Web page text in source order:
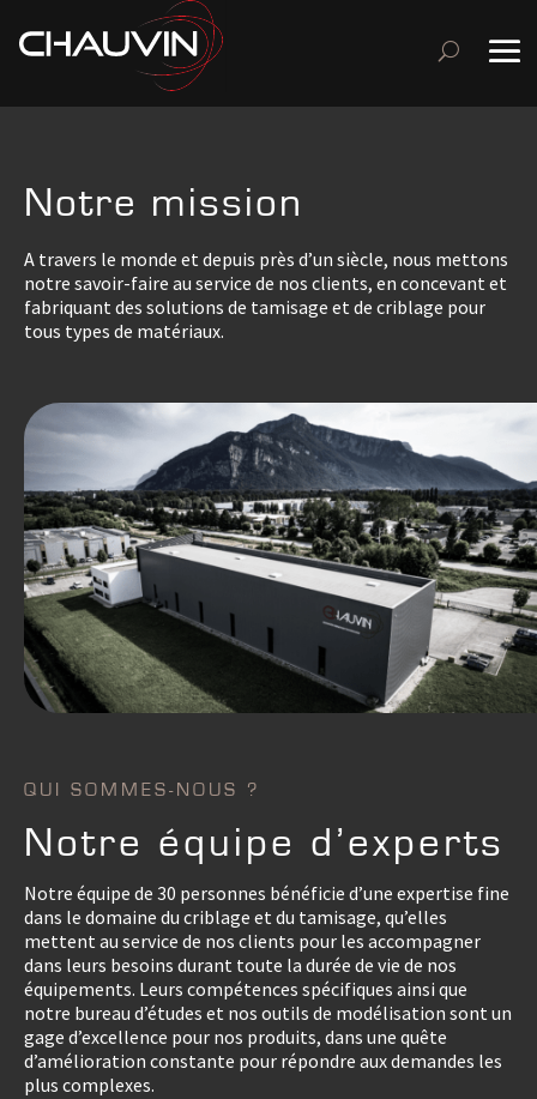
Notre mission
A travers le monde et depuis près d’un siècle, nous mettons
notre savoir-faire au service de nos clients, en concevant et
fabriquant des solutions de tamisage et de criblage pour
tous types de matériaux.
QUI SOMMES-NOUS ?
Notre équipe d’experts
Notre équipe de 30 personnes bénéficie d’une expertise fine
dans le domaine du criblage et du tamisage, qu’elles
mettent au service de nos clients pour les accompagner
dans leurs besoins durant toute la durée de vie de nos
équipements. Leurs compétences spécifiques ainsi que
notre bureau d’études et nos outils de modélisation sont un
gage d’excellence pour nos produits, dans une quête
d’amélioration constante pour répondre aux demandes les
plus complexes.